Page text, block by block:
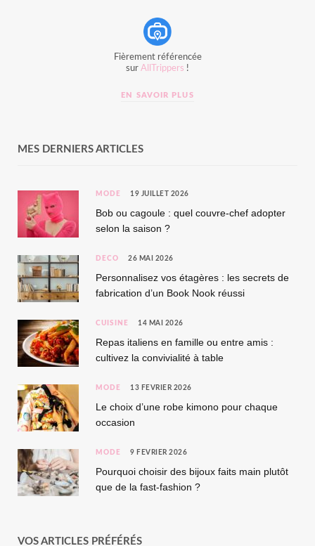
Fièrement référencée
sur AllTrippers !
EN SAVOIR PLUS
MES DERNIERS ARTICLES
MODE 19 JUILLET 2026
Bob ou cagoule : quel couvre-chef adopter
selon la saison ?
DÉCO 26 MAI 2026
Personnalisez vos étagères : les secrets de
fabrication d’un Book Nook réussi
CUISINE 14 MAI 2026
Repas italiens en famille ou entre amis :
cultivez la convivialité à table
MODE 13 FÉVRIER 2026
Le choix d’une robe kimono pour chaque
occasion
MODE 9 FÉVRIER 2026
Pourquoi choisir des bijoux faits main plutôt
que de la fast-fashion ?
VOS ARTICLES PRÉFÉRÉS